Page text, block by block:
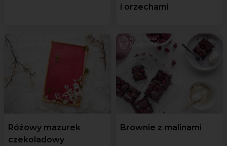
i orzechami
Różowy mazurek
czekoladowy
Brownie z malinami